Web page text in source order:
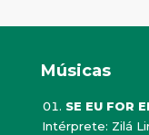
Músicas
SE EU FOR
Intérprete: Zilá